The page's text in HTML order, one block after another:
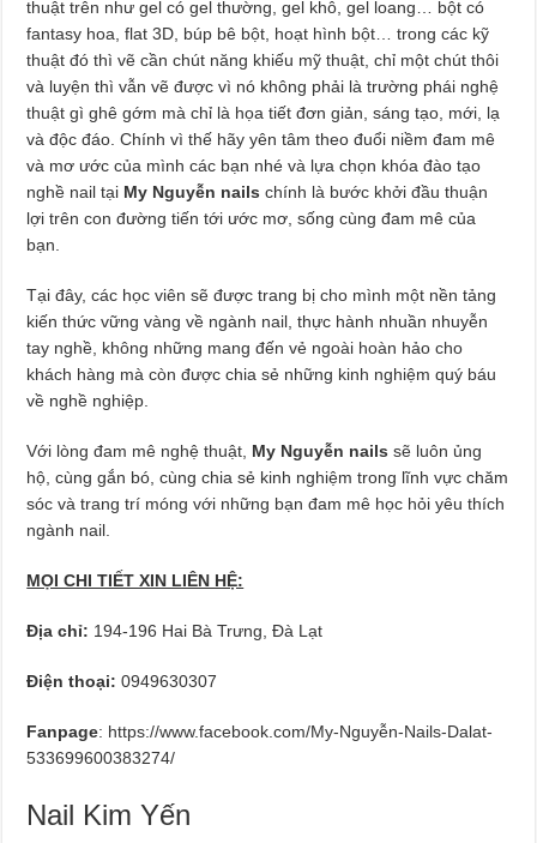
thuật trên như gel có gel thường, gel khô, gel loang… bột có
fantasy hoa, flat 3D, búp bê bột, hoạt hình bột… trong các kỹ
thuật đó thì vẽ cần chút năng khiếu mỹ thuật, chỉ một chút thôi
và luyện thì vẫn vẽ được vì nó không phải là trường phái nghệ
thuật gì ghê gớm mà chỉ là họa tiết đơn giản, sáng tạo, mới, lạ
và độc đáo. Chính vì thế hãy yên tâm theo đuổi niềm đam mê
và mơ ước của mình các bạn nhé và lựa chọn khóa đào tạo
nghề nail tại My Nguyễn nailschính là bước khởi đầu thuận
lợi trên con đường tiến tới ước mơ, sống cùng đam mê của
bạn.
Tại đây, các học viên sẽ được trang bị cho mình một nền tảng
kiến thức vững vàng về ngành nail, thực hành nhuần nhuyễn
tay nghề, không những mang đến vẻ ngoài hoàn hảo cho
khách hàng mà còn được chia sẻ những kinh nghiệm quý báu
về nghề nghiệp.
Với lòng đam mê nghệ thuật, My Nguyễn nailssẽ luôn ủng
hộ, cùng gắn bó, cùng chia sẻ kinh nghiệm trong lĩnh vực chăm
sóc và trang trí móng với những bạn đam mê học hỏi yêu thích
ngành nail.
MỌI CHI TIẾT XIN LIÊN HỆ:
Địa chỉ: 194-196 Hai Bà Trưng, Đà Lạt
Điện thoại: 0949630307
Fanpage: https://www.facebook.com/My-Nguyễn-Nails-Dalat-
533699600383274/
Nail Kim Yến